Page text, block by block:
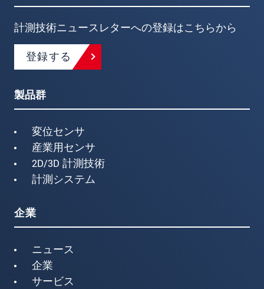
計測技術ニュースレターへの登録はこちらから
登録する
製品群
変位センサ
産業用センサ
2D/3D 計測技術
計測システム
企業
ニュース
企業
サービス